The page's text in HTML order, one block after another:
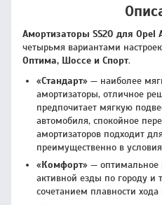
Амортизаторы SS20 для Opel
четырьмя вариантами
Оптима, Шоссе и Спорт.
«Стандарт» — наиболее
амортизаторы, отличное
предпочитает мягкую
автомобиля, спокойное
амортизаторов подходит
преимущественно в
«Комфорт» — оптимальное
активной езды по городу и
сочетанием плавности